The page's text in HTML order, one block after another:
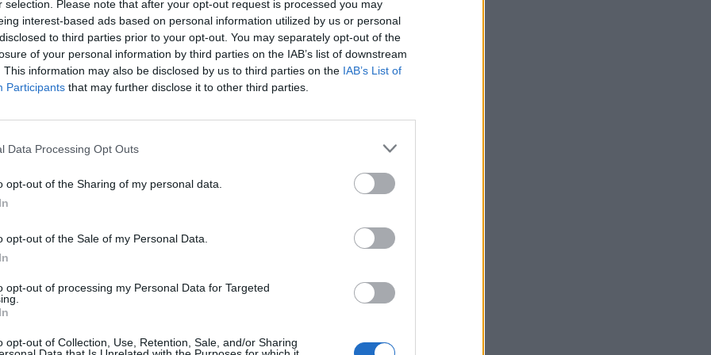
selection. Please note that after your opt-out request is processed you may
interest-based ads based on personal information utilized by us or personal
to third parties prior to your opt-out. You may separately opt-out of the
of your personal information by third parties on the IAB’s list of downstream
This information may also be disclosed by us to third parties on the IAB’s List of
Participants that may further disclose it to other third parties.
Data Processing Opt Outs
opt-out of the Sharing of my personal data.
opt-out of the Sale of my Personal Data.
opt-out of processing my Personal Data for Targeted
opt-out of Collection, Use, Retention, Sale, and/or Sharing
η υπόθεση των ανήλικων παιδιών αύξησε το
της αναδοχής, διευκρίνισε όμως ότι οι ανάδοχες
Μητρώο, που περιλαμβάνει ανθρώπους που ήδη
καθώς, όπως ανέφερε χαρακτηριστικά, «τα παιδιά δεν
να πει “τώρα θέλω ένα παιδί και να το πάρει”, υπάρχει
διαδικασία που ακολουθείται».
για τα παιδιά, για τα οποία το προσωπικό της κοινωνικής
κλινικής του νοσοκομείου φρόντισε για την διαμόρφωση
των προσπαθειών χρειάστηκε να συντονιστούν
Για τους…χρόνους μάλιστα που έχουμε συνηθίσει στην
περίπτωση όλα κύλησαν πολύ γρήγορα και
ΒΕΝΙΖΕΛΕΙΟ ΝΟΣΟΚΟΜΕΙΟ ΗΡΑΚΛΕΙΟ ΚΑΚΟΠΟΙΗΣΗ